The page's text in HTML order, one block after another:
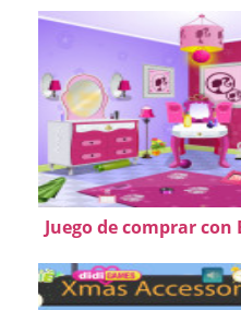
Juego de comprar con